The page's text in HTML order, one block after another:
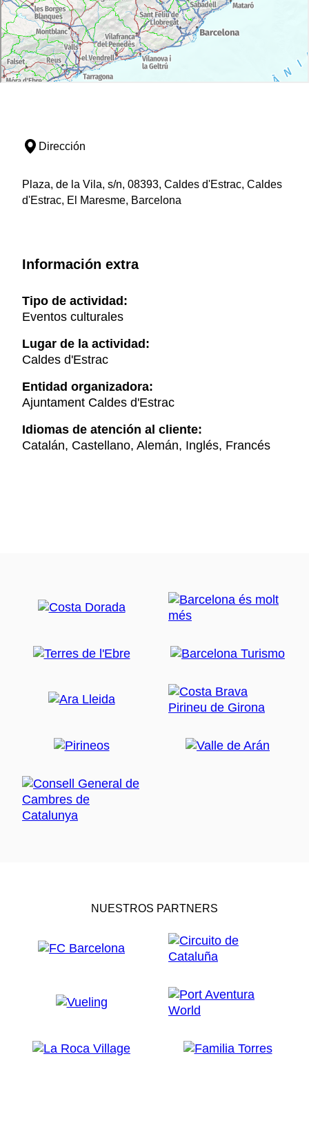
Dirección
Plaza, de la Vila, s/n, 08393, Caldes d'Estrac, Caldes
d'Estrac, El Maresme, Barcelona
Información extra
Tipo de actividad:
Eventos culturales
Lugar de la actividad:
Caldes d'Estrac
Entidad organizadora:
Ajuntament Caldes d'Estrac
Idiomas de atención al cliente:
Catalán, Castellano, Alemán, Inglés, Francés
NUESTROS PARTNERS